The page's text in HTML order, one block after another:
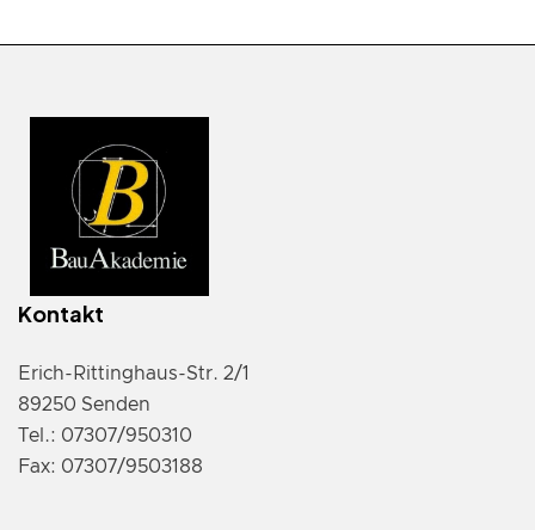
Kontakt
Erich-Rittinghaus-Str. 2/1
89250 Senden
Tel.: 07307/950310
Fax: 07307/9503188